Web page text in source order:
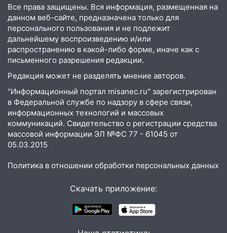
Ульяновской области выросли надои
молока
18:20 В Ульяновской области до конца
года благоустроят 20 родников
17:27 В Ульяновской области 114 детей-
сирот получили жильё с начала года
16:43 Дорожный сезон перевалил за
экватор: в Ульяновской области
обновили половину региональных трасс
16:31
В Ульяновской области
капитально отремонтируют 101
области на 5 августа
В Сурском районе сёла оказались
не защищены от лесных пожаров
Все права защищены. Вся информация, размещенная на
данном веб-сайте, предназначена только для
персонального пользования и не подлежит
дальнейшему воспроизведению и/или
распространению в какой-либо форме, иначе как с
письменного разрешения редакции.
Редакция может не разделять мнение авторов.
"Информационный портал misanec.ru" зарегистрирован
в Федеральной службе по надзору в сфере связи,
информационных технологий и массовых
коммуникаций. Свидетельство о регистрации средства
массовой информации ЭЛ №ФС 77 - 61045 от
05.03.2015
Политика в отношении обработки персональных данных
Скачать приложение: